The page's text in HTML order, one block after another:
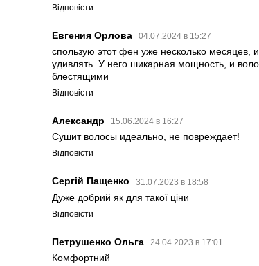
Відповісти
Евгения Орлова 04.07.2024 в 15:27
спользую этот фен уже несколько месяцев,
удивлять. У него шикарная мощность, и
блестящими
Відповісти
Александр 15.06.2024 в 16:27
Сушит волосы идеально, не повреждает!
Відповісти
Сергій Пащенко 31.07.2023 в 18:58
Дуже добрий як для такої ціни
Відповісти
Петрушенко Ольга 24.04.2023 в 17:01
Комфортний